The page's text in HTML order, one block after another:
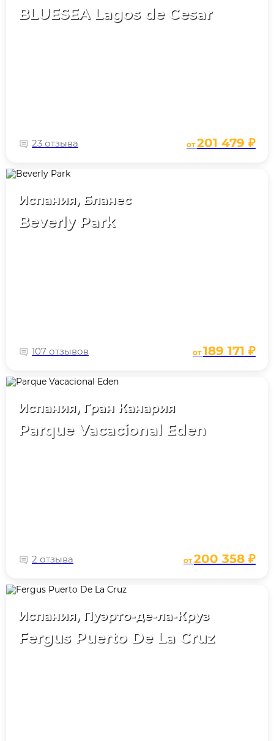
BLUESEA Lagos de Cesar
23 отзыва от201 479 ₽
Испания, Бланес
Beverly Park
107 отзывов от189 171 ₽
Испания, Гран Канария
Parque Vacacional Eden
2 отзыва от200 358 ₽
Испания, Пуэрто-де-ла-Круз
Fergus Puerto De La Cruz